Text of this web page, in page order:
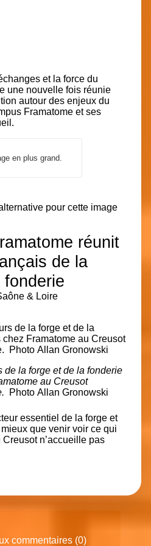
et la force du
une nouvelle fois réunie
autour des enjeux du
Framatome et ses
en plus grand.
réunit
de la
& Loire
de la forge et de la fonderie
au Creusot
Photo Allan Gronowski
essentiel de la forge et
que venir voir ce qui
n’accueille pas
commentaires (0)